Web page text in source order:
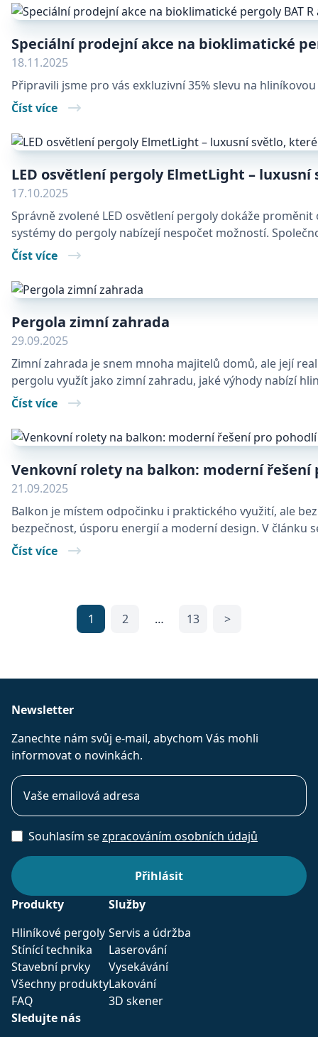
Speciální prodejní akce na bioklimatické
18.11.2025
Připravili jsme pro vás exkluzivní 35% slevu na
Číst více
LED osvětlení pergoly ElmetLight –
17.10.2025
Správně zvolené LED osvětlení pergoly dokáže
systémy do pergoly nabízejí nespočet možností.
Číst více
Pergola zimní zahrada
29.09.2025
Zimní zahrada je snem mnoha majitelů domů, ale její
pergolu využít jako zimní zahradu, jaké výhody nabízí
Číst více
Venkovní rolety na balkon: moderní řešení
21.09.2025
Balkon je místem odpočinku i praktického využití, ale
bezpečnost, úsporu energií a moderní design. V článku
Číst více
1 2 … 13 >
Newsletter
Zanechte nám svůj e-mail, abychom Vás mohli
informovat o novinkách.
Souhlasím sezpracováním osobních údajů
Produkty
Hliníkové pergoly
Stínící technika
Stavební prvky
Všechny produkty
FAQ
Služby
Servis a údržba
Laserování
Vysekávání
Lakování
3D skener
Sledujte nás